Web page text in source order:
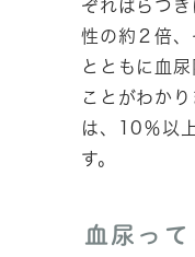
ぞればらつ
性の約２倍
とともに血
ことがわか
は、10％以
す。
血尿っ